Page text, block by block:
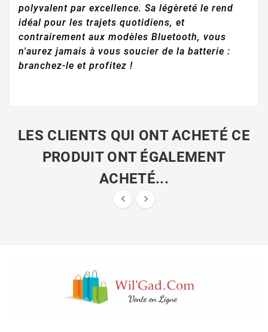
polyvalent par excellence. Sa légèreté le rend
idéal pour les trajets quotidiens, et
contrairement aux modèles Bluetooth, vous
n'aurez jamais à vous soucier de la batterie :
branchez-le et profitez !
LES CLIENTS QUI ONT ACHETÉ CE
PRODUIT ONT ÉGALEMENT
ACHETÉ...
 